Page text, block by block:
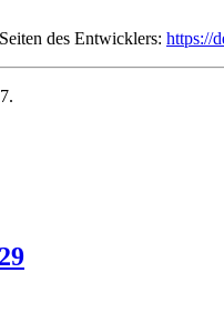
des Entwicklers: https://